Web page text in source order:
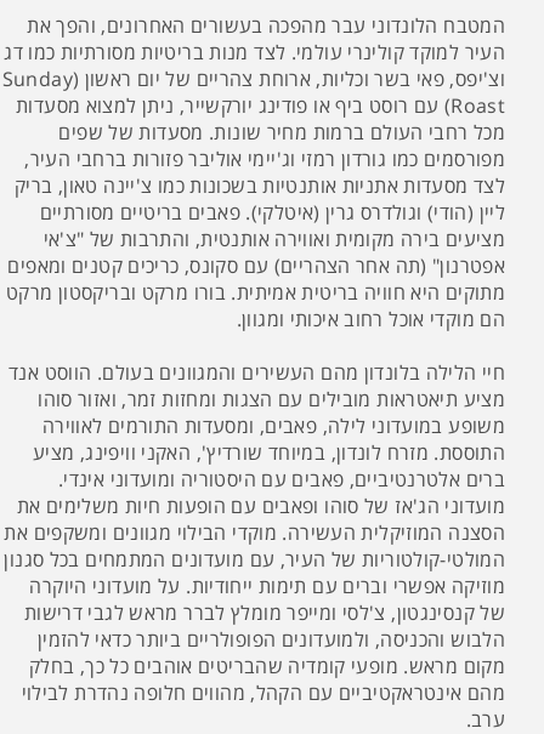
המטבח הלונדוני עבר מהפכה בעשורים האחרונים, והפך את
העיר למוקד קולינרי עולמי. לצד מנות בריטיות מסורתיות כמו דג
וצ'יפס, פאי בשר וכליות, ארוחת צהריים של יום ראשון (Sunday
Roast) עם רוסט ביף או פודינג יורקשייר, ניתן למצוא מסעדות
מכל רחבי העולם ברמות מחיר שונות. מסעדות של שפים
מפורסמים כמו גורדון רמזי וג'יימי אוליבר פזורות ברחבי העיר,
לצד מסעדות אתניות אותנטיות בשכונות כמו צ'יינה טאון, בריק
ליין (הודי) וגולדרס גרין (איטלקי). פאבים בריטיים מסורתיים
מציעים בירה מקומית ואווירה אותנטית, והתרבות של "צ'אי
אפטרנון" (תה אחר הצהריים) עם סקונס, כריכים קטנים ומאפים
מתוקים היא חוויה בריטית אמיתית. בורו מרקט ובריקסטון מרקט
הם מוקדי אוכל רחוב איכותי ומגוון.
חיי הלילה בלונדון מהם העשירים והמגוונים בעולם. הווסט אנד
מציע תיאטראות מובילים עם הצגות ומחזות זמר, ואזור סוהו
משופע במועדוני לילה, פאבים, ומסעדות התורמים לאווירה
התוססת. מזרח לונדון, במיוחד שורדיץ', האקני וויפינג, מציע
ברים אלטרנטיביים, פאבים עם היסטוריה ומועדוני אינדי.
מועדוני הג'אז של סוהו ופאבים עם הופעות חיות משלימים את
הסצנה המוזיקלית העשירה. מוקדי הבילוי מגוונים ומשקפים את
המולטי-קולטוריות של העיר, עם מועדונים המתמחים בכל סגנון
מוזיקה אפשרי וברים עם תימות ייחודיות. על מועדוני היוקרה
של קנסינגטון, צ'לסי ומייפר מומלץ לברר מראש לגבי דרישות
הלבוש והכניסה, ולמועדונים הפופולריים ביותר כדאי להזמין
מקום מראש. מופעי קומדיה שהבריטים אוהבים כל כך, בחלק
מהם אינטראקטיביים עם הקהל, מהווים חלופה נהדרת לבילוי
ערב.